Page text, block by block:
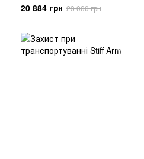
20 884 грн 23 000 грн